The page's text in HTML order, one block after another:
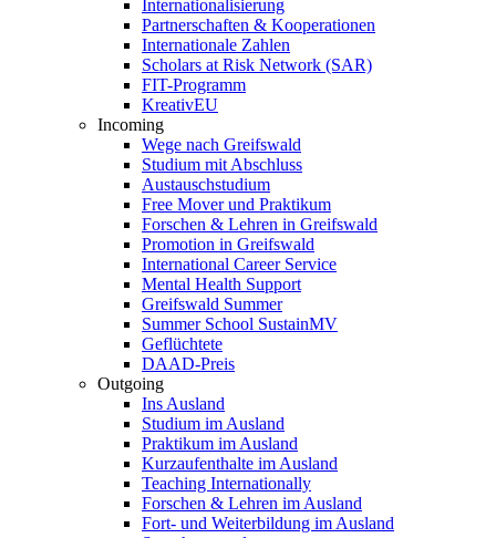
Internationalisierung
Partnerschaften & Kooperationen
Internationale Zahlen
Scholars at Risk Network (SAR)
FIT-Programm
KreativEU
Incoming
Wege nach Greifswald
Studium mit Abschluss
Austauschstudium
Free Mover und Praktikum
Forschen & Lehren in Greifswald
Promotion in Greifswald
International Career Service
Mental Health Support
Greifswald Summer
Summer School SustainMV
Geflüchtete
DAAD-Preis
Outgoing
Ins Ausland
Studium im Ausland
Praktikum im Ausland
Kurzaufenthalte im Ausland
Teaching Internationally
Forschen & Lehren im Ausland
Fort- und Weiterbildung im Ausland